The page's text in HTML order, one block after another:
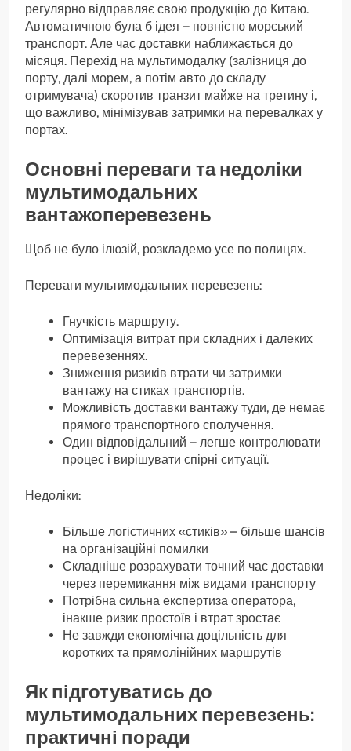
регулярно відправляє свою продукцію до Китаю.
Автоматичною була б ідея – повністю морський
транспорт. Але час доставки наближається до
місяця. Перехід на мультимодалку (залізниця до
порту, далі морем, а потім авто до складу
отримувача) скоротив транзит майже на третину і,
що важливо, мінімізував затримки на перевалках у
портах.
Основні переваги та недоліки
мультимодальних
вантажоперевезень
Щоб не було ілюзій, розкладемо усе по полицях.
Переваги мультимодальних перевезень:
Гнучкість маршруту.
Оптимізація витрат при складних і далеких
перевезеннях.
Зниження ризиків втрати чи затримки
вантажу на стиках транспортів.
Можливість доставки вантажу туди, де немає
прямого транспортного сполучення.
Один відповідальний – легше контролювати
процес і вирішувати спірні ситуації.
Недоліки:
Більше логістичних «стиків» – більше шансів
на організаційні помилки
Складніше розрахувати точний час доставки
через перемикання між видами транспорту
Потрібна сильна експертиза оператора,
інакше ризик простоїв і втрат зростає
Не завжди економічна доцільність для
коротких та прямолінійних маршрутів
Як підготуватись до
мультимодальних перевезень:
практичні поради